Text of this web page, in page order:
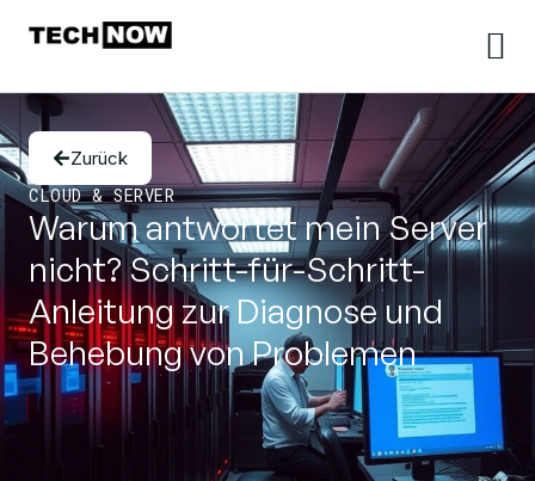
Zurück
CLOUD & SERVER
Warum antwortet mein Server
nicht? Schritt-für-Schritt-
Anleitung zur Diagnose und
Behebung von Problemen